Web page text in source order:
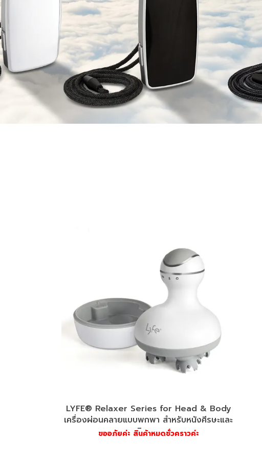
LYFE® Relaxer Series for Head & Body
เครื่องผ่อนคลายแบบพกพา สำหรับหนังศีรษะและ
ผิวกาย
ขออภัยค่ะ สินค้าหมดชั่วคราวค่ะ